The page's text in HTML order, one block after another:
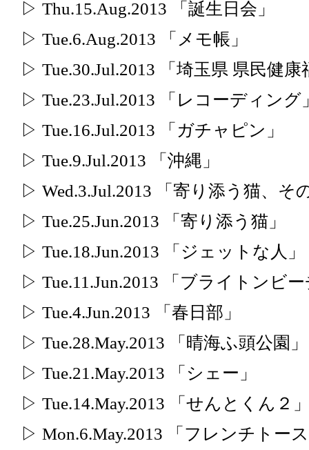
▷ Thu.15.Aug.2013 「誕生日会」
▷ Tue.6.Aug.2013 「メモ帳」
▷ Tue.30.Jul.2013 「埼玉県 県民健康
▷ Tue.23.Jul.2013 「レコーディング
▷ Tue.16.Jul.2013 「ガチャピン」
▷ Tue.9.Jul.2013 「沖縄」
▷ Wed.3.Jul.2013 「寄り添う猫、そ
▷ Tue.25.Jun.2013 「寄り添う猫」
▷ Tue.18.Jun.2013 「ジェットな人」
▷ Tue.11.Jun.2013 「ブライトンビ
▷ Tue.4.Jun.2013 「春日部」
▷ Tue.28.May.2013 「晴海ふ頭公園」
▷ Tue.21.May.2013 「シェー」
▷ Tue.14.May.2013 「せんとくん２
▷ Mon.6.May.2013 「フレンチトー